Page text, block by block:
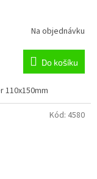
Na objednávku
Do košíku
Kód: 4580